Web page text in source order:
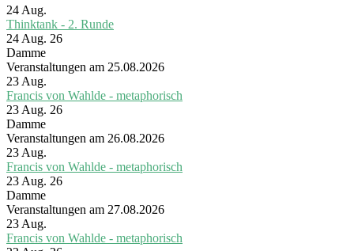
24 Aug.
Thinktank - 2. Runde
24 Aug. 26
Damme
Veranstaltungen am 25.08.2026
23 Aug.
Francis von Wahlde - metaphorisch
23 Aug. 26
Damme
Veranstaltungen am 26.08.2026
23 Aug.
Francis von Wahlde - metaphorisch
23 Aug. 26
Damme
Veranstaltungen am 27.08.2026
23 Aug.
Francis von Wahlde - metaphorisch